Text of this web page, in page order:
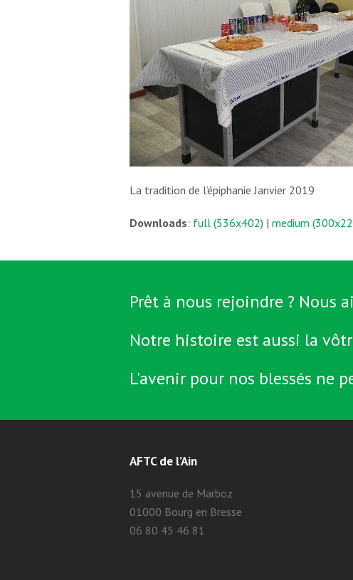
La tradition de l’épiphanie Janvier 2019
Downloads: full (536x402) | medium
Prêt à nous rejoindre ? Nous
Notre histoire est aussi la
L'avenir pour nos blessés ne
AFTC de l’Ain
15 avenue de Marboz
01000 Bourg en Bresse
06 80 45 46 81